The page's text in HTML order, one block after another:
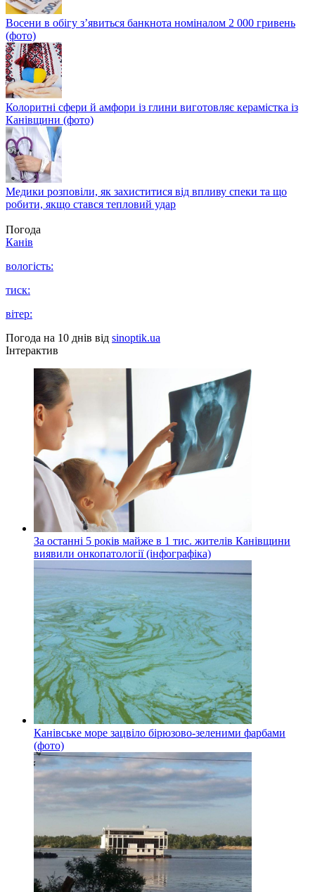
Восени в обігу з’явиться банкнота номіналом 2 000 гривень
(фото)
Колоритні сфери й амфори із глини виготовляє керамістка із
Канівщини (фото)
Медики розповіли, як захиститися від впливу спеки та що
робити, якщо стався тепловий удар
Погода
Канів
вологість:
тиск:
вітер:
Погода на 10 днів від sinoptik.ua
Інтерактив
За останні 5 років майже в 1 тис. жителів Канівщини
виявили онкопатології (інфографіка)
Канівське море зацвіло бірюзово-зеленими фарбами
(фото)